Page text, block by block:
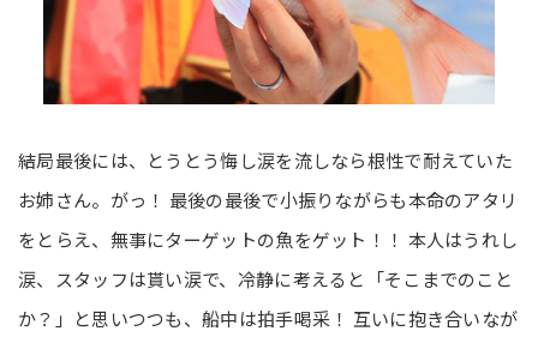
結局最後には、とうとう悔し涙を流しなら根性で耐えていた
お姉さん。がっ！ 最後の最後で小振りながらも本命のアタリ
をとらえ、無事にターゲットの魚をゲット！！ 本人はうれし
涙、スタッフは貰い涙で、冷静に考えると「そこまでのこと
か？」と思いつつも、船中は拍手喝采！ 互いに抱き合いなが